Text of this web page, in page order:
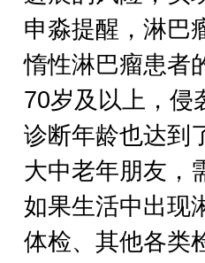
申淼提醒，淋巴
惰性淋巴瘤患者
70岁及以上，侵
诊断年龄也达到
大中老年朋友，
如果生活中出现
体检、其他各类